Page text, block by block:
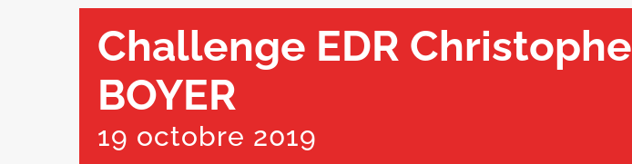
Challenge EDR Christophe
BOYER
19 octobre 2019